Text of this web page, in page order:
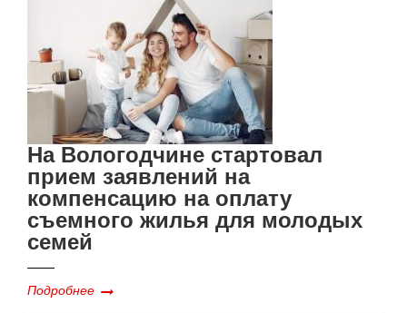
На Вологодчине стартовал
прием заявлений на
компенсацию на оплату
съемного жилья для молодых
семей
Подробнее